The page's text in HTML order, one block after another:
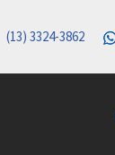
(13) 3324-3862